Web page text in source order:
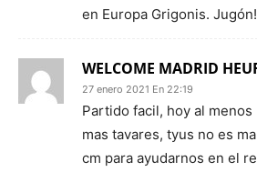
en Europa Grigonis.
WELCOME MADRID
27 enero 2021 En 22:19
Partido facil, hoy al menos
mas tavares, tyus no es
cm para ayudarnos en el